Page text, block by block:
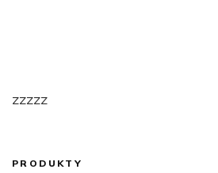
zzzzz
PRODUKTY